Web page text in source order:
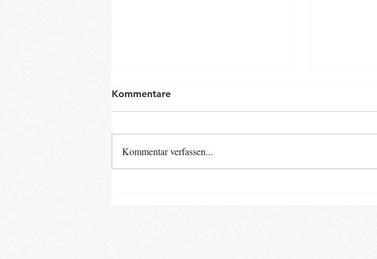
Kommentare
Kommentar verfassen...